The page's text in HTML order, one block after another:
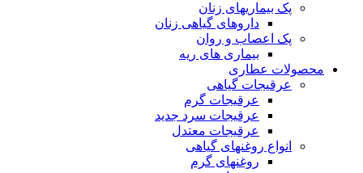
پک بیماریهای زنان
داروهای گیاهی زنان
پک اعصاب و روان
بیماری های ریه
محصولات عطاری
عرقیجات گیاهی
عرقیجات گرم
عرقیجات سرد جدید
عرقیجات معتدل
انواع روغنهای گیاهی
روغنهای گرم